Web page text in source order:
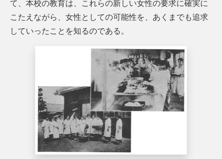
て、本校の教育は、これらの新しい女性の要求に確実に
こたえながら、女性としての可能性を、あくまでも追求
していったことを知るのである。